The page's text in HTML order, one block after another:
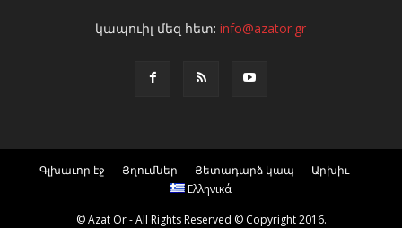
կապուիլ մեզ հետ:info@azator.gr
Գլխաւոր էջ Յղումներ Յետադարձ կապ
Արխիւ
Ελληνικά
© Azat Or - All Rights Reserved © Copyright 2016.